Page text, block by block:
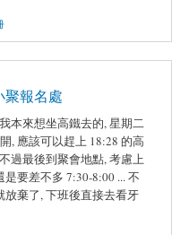
聚報名處
本來想坐高鐵去的, 星期二
, 應該可以趕上 18:28 的高
過最後到聚會地點, 考慮上
要差不多 7:30-8:00 ... 不
放棄了, 下班後直接去看牙